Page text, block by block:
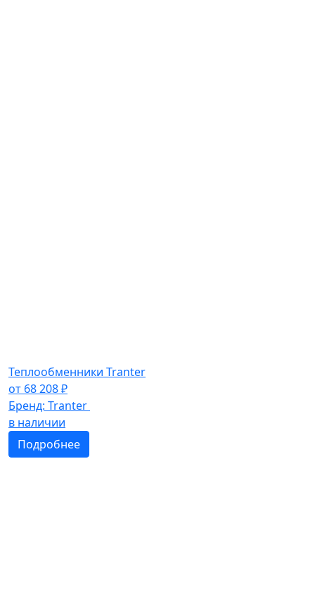
Теплообменники Tranter
от 68 208₽
Бренд: Tranter
в наличии
Подробнее